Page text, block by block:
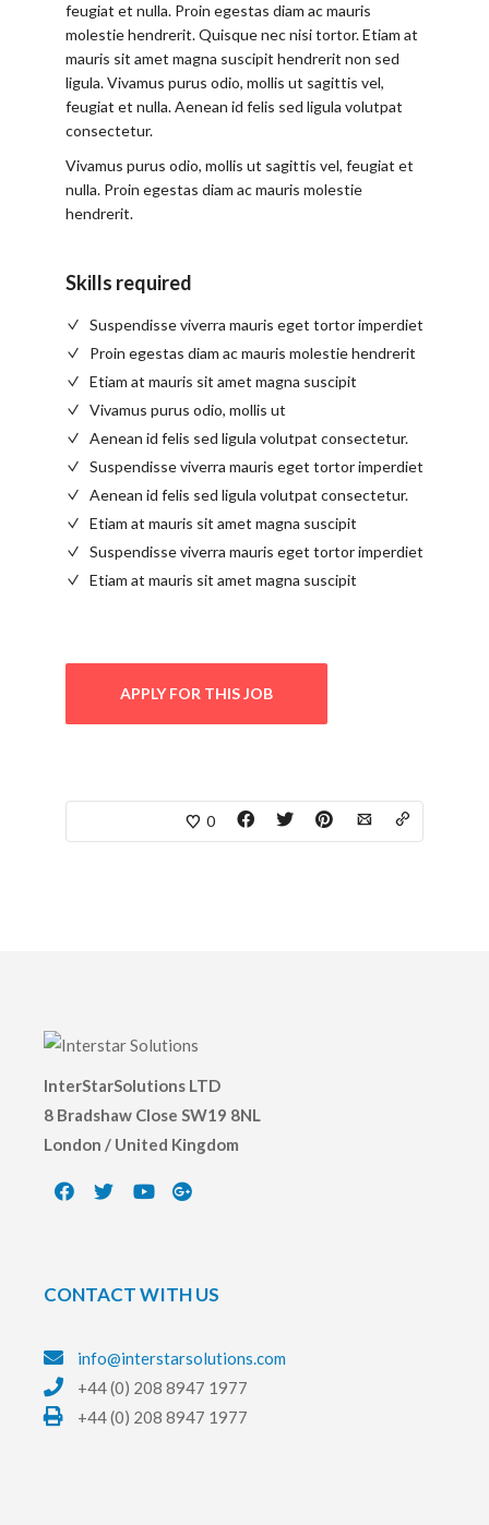
feugiat et nulla. Proin egestas diam ac mauris
molestie hendrerit. Quisque nec nisi tortor. Etiam at
mauris sit amet magna suscipit hendrerit non sed
ligula. Vivamus purus odio, mollis ut sagittis vel,
feugiat et nulla. Aenean id felis sed ligula volutpat
consectetur.
Vivamus purus odio, mollis ut sagittis vel, feugiat et
nulla. Proin egestas diam ac mauris molestie
hendrerit.
Skills required
Suspendisse viverra mauris eget tortor imperdiet
Proin egestas diam ac mauris molestie hendrerit
Etiam at mauris sit amet magna suscipit
Vivamus purus odio, mollis ut
Aenean id felis sed ligula volutpat consectetur.
Suspendisse viverra mauris eget tortor imperdiet
Aenean id felis sed ligula volutpat consectetur.
Etiam at mauris sit amet magna suscipit
Suspendisse viverra mauris eget tortor imperdiet
Etiam at mauris sit amet magna suscipit
APPLY FOR THIS JOB
0
InterStarSolutions LTD
8 Bradshaw Close SW19 8NL
London / United Kingdom
CONTACT WITH US
info@interstarsolutions.com
+44 (0) 208 8947 1977
+44 (0) 208 8947 1977